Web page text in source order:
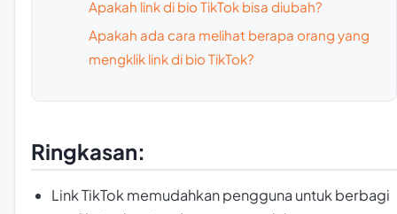
Apakah link di bio TikTok bisa diubah?
Apakah ada cara melihat berapa orang yang
mengklik link di bio TikTok?
Ringkasan:
Link TikTok memudahkan pengguna untuk berbagi